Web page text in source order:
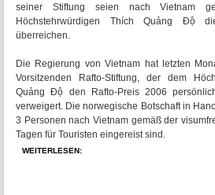
seiner Stiftung seien nach Vietnam
Höchstehrwürdigen Thích Quảng Độ
überreichen.
Die Regierung von Vietnam hat letzten
Vorsitzenden Rafto-Stiftung, der dem
Quảng Độ den Rafto-Preis 2006
verweigert. Die norwegische Botschaft in
3 Personen nach Vietnam gemäß der
Tagen für Touristen eingereist sind.
WEITERLESEN: